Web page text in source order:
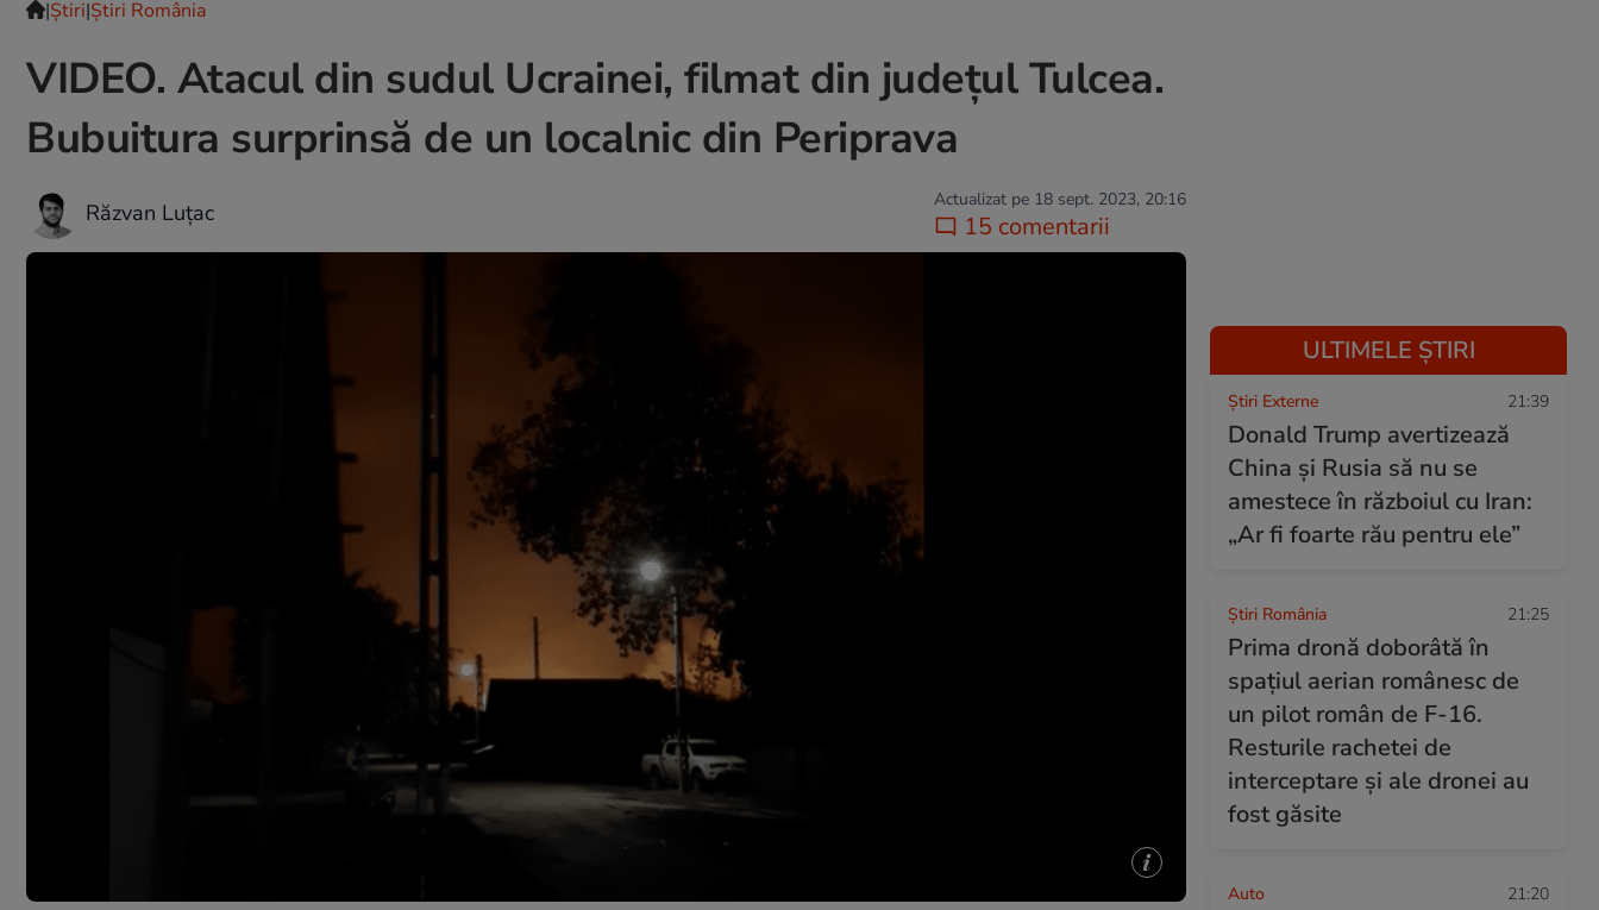
|Ştiri|Știri România
VIDEO. Atacul din sudul Ucrainei, filmat din județul Tulcea.
Bubuitura surprinsă de un localnic din Periprava
Răzvan Luțac Actualizat pe 18 sept. 2023, 20:16
15 comentarii
ULTIMELE ȘTIRI
Știri Externe 21:39
Donald Trump avertizează
China și Rusia să nu se
amestece în războiul cu Iran:
„Ar fi foarte rău pentru ele”
Știri România 21:25
Prima dronă doborâtă în
spațiul aerian românesc de
un pilot român de F-16.
Resturile rachetei de
interceptare și ale dronei au
fost găsite
Auto 21:20